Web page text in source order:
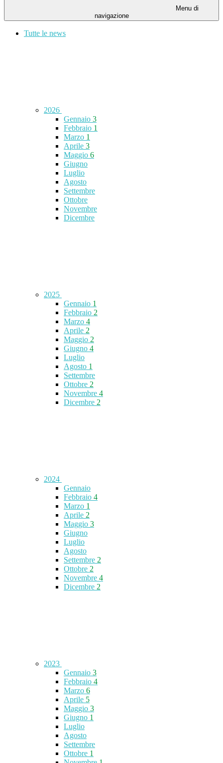
Menu di
navigazione
Tutte le news
2026
Gennaio 3
Febbraio 1
Marzo 1
Aprile 3
Maggio 6
Giugno
Luglio
Agosto
Settembre
Ottobre
Novembre
Dicembre
2025
Gennaio 1
Febbraio 2
Marzo 4
Aprile 2
Maggio 2
Giugno 4
Luglio
Agosto 1
Settembre
Ottobre 2
Novembre 4
Dicembre 2
2024
Gennaio
Febbraio 4
Marzo 1
Aprile 2
Maggio 3
Giugno
Luglio
Agosto
Settembre 2
Ottobre 2
Novembre 4
Dicembre 2
2023
Gennaio 3
Febbraio 4
Marzo 6
Aprile 5
Maggio 3
Giugno 1
Luglio
Agosto
Settembre
Ottobre 1